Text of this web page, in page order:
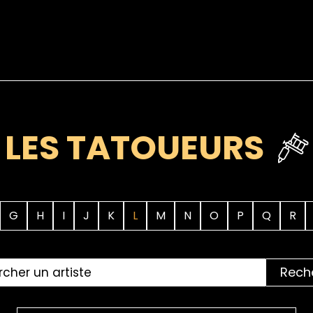
LES TATOUEURS
G H I J K L M N O P Q R